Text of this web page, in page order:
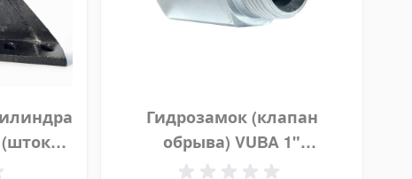
(шток
Гидрозамок (клапан
обрыва) VUBA 1"
Oleodinamica Marchesini